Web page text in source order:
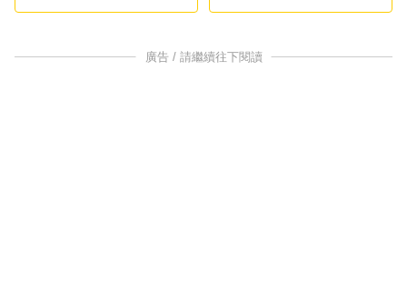
才要逃命
廣告 / 請繼續往下閱讀